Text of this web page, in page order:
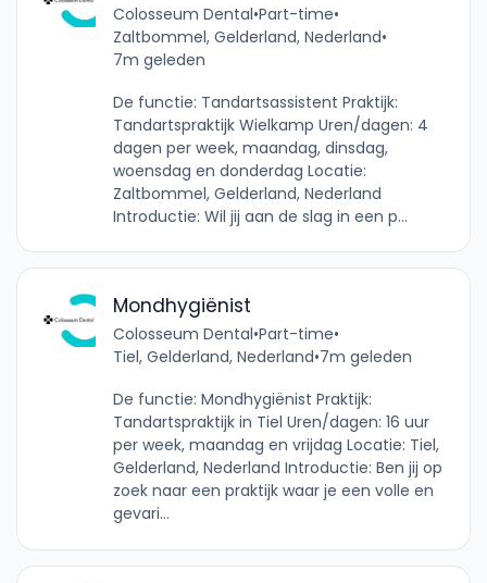
Colosseum Dental•Part-time•
Zaltbommel, Gelderland, Nederland•
7m geleden
De functie: Tandartsassistent Praktijk:
Tandartspraktijk Wielkamp Uren/dagen: 4
dagen per week, maandag, dinsdag,
woensdag en donderdag Locatie:
Zaltbommel, Gelderland, Nederland
Introductie: Wil jij aan de slag in een p...
Mondhygiënist
Colosseum Dental•Part-time•
Tiel, Gelderland, Nederland•7m geleden
De functie: Mondhygiënist Praktijk:
Tandartspraktijk in Tiel Uren/dagen: 16 uur
per week, maandag en vrijdag Locatie: Tiel,
Gelderland, Nederland Introductie: Ben jij op
zoek naar een praktijk waar je een volle en
gevari...